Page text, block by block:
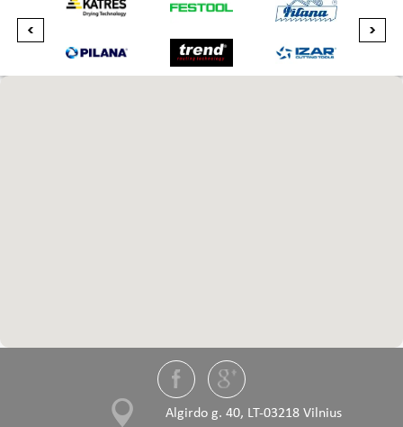
Algirdo g. 40, LT-03218 Vilnius